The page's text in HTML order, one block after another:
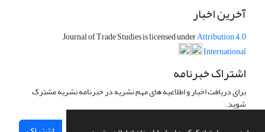
آخرین اخبار
Journal of Trade Studies is licensed underAttribution 4.0
International
اشتراک خبرنامه
برای دریافت اخبار و اطلاعیه های مهم نشریه در خبرنامه نشریه مشترک
شوید.